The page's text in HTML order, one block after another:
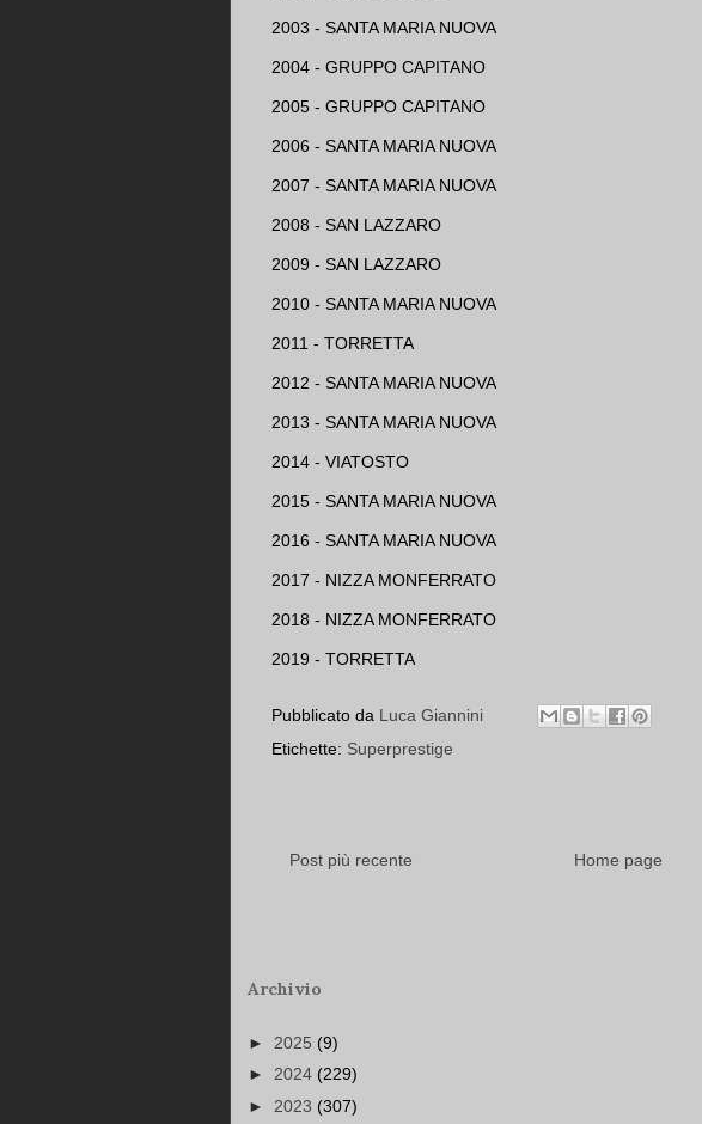
2003 - SANTA MARIA NUOVA
2004 - GRUPPO CAPITANO
2005 - GRUPPO CAPITANO
2006 - SANTA MARIA NUOVA
2007 - SANTA MARIA NUOVA
2008 - SAN LAZZARO
2009 - SAN LAZZARO
2010 - SANTA MARIA NUOVA
2011 - TORRETTA
2012 - SANTA MARIA NUOVA
2013 - SANTA MARIA NUOVA
2014 - VIATOSTO
2015 - SANTA MARIA NUOVA
2016 - SANTA MARIA NUOVA
2017 - NIZZA MONFERRATO
2018 - NIZZA MONFERRATO
2019 - TORRETTA
Pubblicato da Luca Giannini
Etichette: Superprestige
Post più recente Home page
Archivio
► 2025 (9)
► 2024 (229)
► 2023 (307)